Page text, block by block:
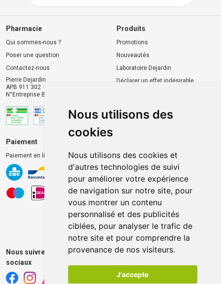
Nous utilisons des
cookies
Nous utilisons des cookies et
d'autres technologies de suivi
pour améliorer votre expérience
de navigation sur notre site, pour
vous montrer un contenu
personnalisé et des publicités
ciblées, pour analyser le trafic de
notre site et pour comprendre la
provenance de nos visiteurs.
J'accepte
Pharmacie
Qui sommes-nous ?
Poser une question
Contactez-nous
Pierre Dejardin
APB 911 302
N°Entreprise BE0446.901.764
Produits
Promotions
Nouveautés
Laboratoire Dejardin
Déclarer un effet indésirable
Paiement
Paiement en ligne 100% sécurisé
Livraison chez vous
Livraison dans un Point
d’enlèvement
Retrait dans la pharmacie
Retrait en casiers extérieurs
Nous suivre sur les réseaux
sociaux